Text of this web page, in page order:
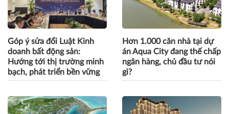
Góp ý sửa đổi Luật Kinh
doanh bất động sản:
Hướng tới thị trường minh
bạch, phát triển bền vững
Hơn 1.000 căn nhà tại dự
án Aqua City đang thế chấp
ngân hàng, chủ đầu tư nói
gì?